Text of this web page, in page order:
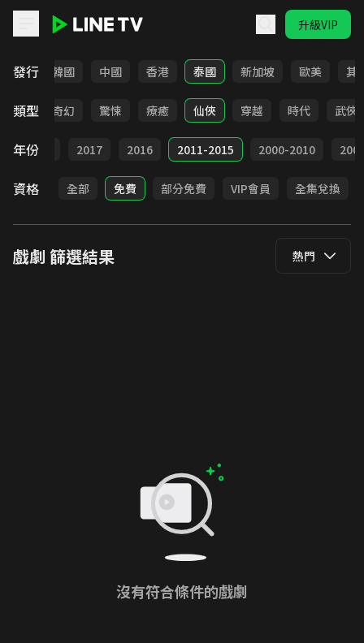
升級VIP
發行
日本 韓國 中國 香港 泰國 新加坡 歐美 其
類型
BL 奇幻 驚悚 療癒 仙俠 穿越 時代 武俠
年份
2018 2017 2016 2011-2015 2000-2010
資格 全部 免費 部分免費 VIP會員 全集兌換
戲劇 篩選結果 熱門
沒有符合條件的戲劇